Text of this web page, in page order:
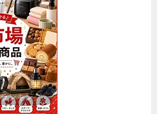
ンキング